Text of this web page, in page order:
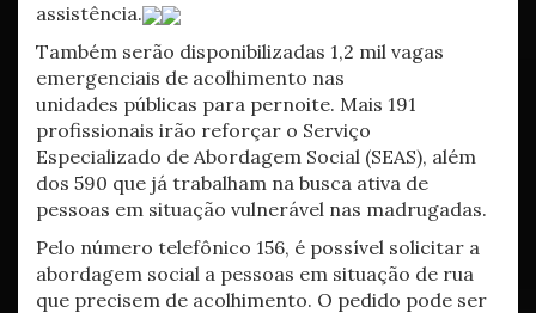
assistência.
Também serão disponibilizadas 1,2 mil vagas
emergenciais de acolhimento nas
unidades públicas para pernoite. Mais 191
profissionais irão reforçar o Serviço
Especializado de Abordagem Social (SEAS), além
dos 590 que já trabalham na busca ativa de
pessoas em situação vulnerável nas madrugadas.
Pelo número telefônico 156, é possível solicitar a
abordagem social a pessoas em situação de rua
que precisem de acolhimento. O pedido pode ser